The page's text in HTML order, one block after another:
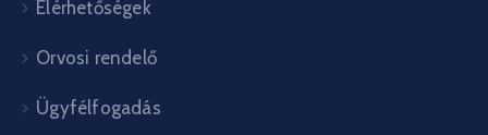
Elérhetőségek
Orvosi rendelő
Ügyfélfogadás